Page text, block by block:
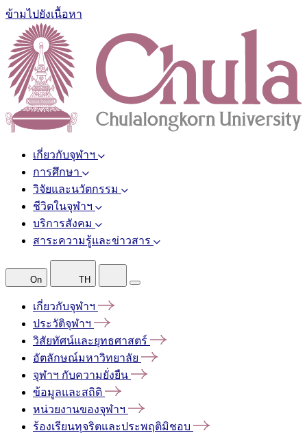
ข้ามไปยังเนื้อหา
เกี่ยวกับจุฬาฯ
การศึกษา
วิจัยและนวัตกรรม
ชีวิตในจุฬาฯ
บริการสังคม
สาระความรู้และข่าวสาร
On TH
เกี่ยวกับจุฬาฯ
ประวัติจุฬาฯ
วิสัยทัศน์และยุทธศาสตร์
อัตลักษณ์มหาวิทยาลัย
จุฬาฯ กับความยั่งยืน
ข้อมูลและสถิติ
หน่วยงานของจุฬาฯ
ร้องเรียนทุจริตและประพฤติมิชอบ